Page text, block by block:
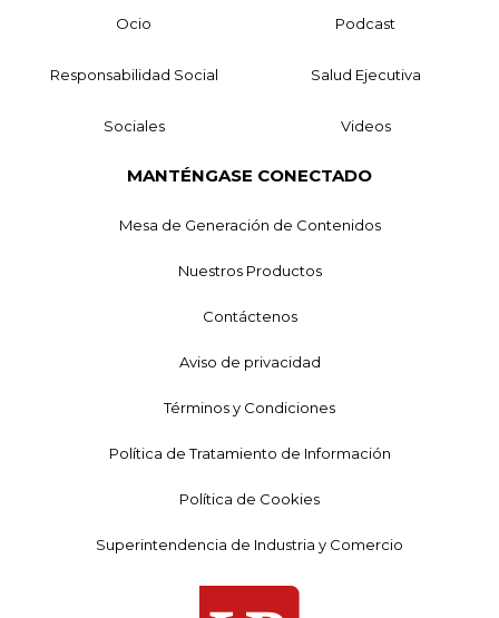
Ocio Podcast
Responsabilidad Social Salud Ejecutiva
Sociales Videos
MANTÉNGASE CONECTADO
Mesa de Generación de Contenidos
Nuestros Productos
Contáctenos
Aviso de privacidad
Términos y Condiciones
Política de Tratamiento de Información
Política de Cookies
Superintendencia de Industria y Comercio